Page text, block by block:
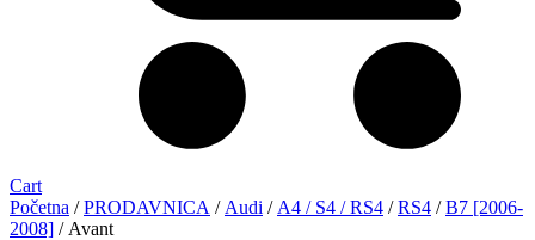
Cart
Početna /PRODAVNICA / Audi / A4 / S4 / RS4 /RS4 /B7 [2006-
2008] / Avant